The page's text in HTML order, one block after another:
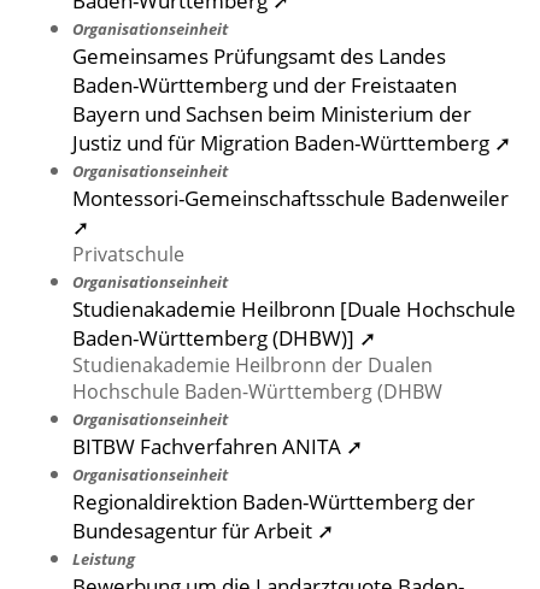
Organisationseinheit
Gemeinsames Prüfungsamt des Landes
Baden-Württemberg und der Freistaaten
Bayern und Sachsen beim Ministerium der
Justiz und für Migration Baden-Württemberg ➚
Organisationseinheit
Montessori-Gemeinschaftsschule Badenweiler
➚
Privatschule
Organisationseinheit
Studienakademie Heilbronn [Duale Hochschule
Baden-Württemberg (DHBW)] ➚
Studienakademie Heilbronn der Dualen
Hochschule Baden-Württemberg (DHBW
Organisationseinheit
BITBW Fachverfahren ANITA ➚
Organisationseinheit
Regionaldirektion Baden-Württemberg der
Bundesagentur für Arbeit ➚
Leistung